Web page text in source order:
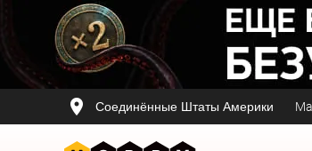
Соединённые Штаты Америки